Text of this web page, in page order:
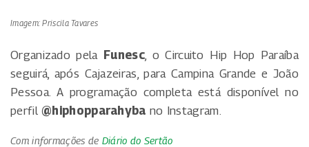
Imagem: Priscila Tavares
Organizado pela Funesc, o Circuito Hip Hop Paraíba
seguirá, após Cajazeiras, para Campina Grande e João
Pessoa. A programação completa está disponível no
perfil@hiphopparahyba no Instagram.
Com informações de Diário do Sertão